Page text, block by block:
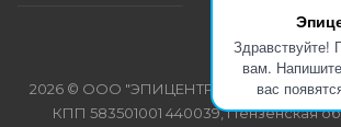
Здравствуйте!
вам.
вас
2026 © ООО "ЭПИЦЕНТР-СПЕЦОДЕЖДА"
КПП 583501001 440039, Пензенская